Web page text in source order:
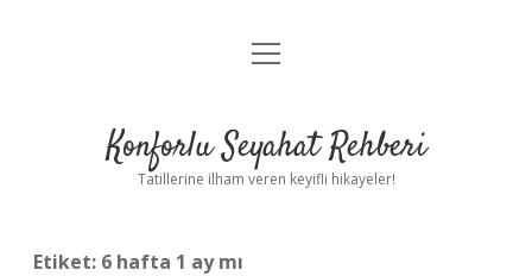
Anasayfa
Yasal Uyarı
menüyü
Konforlu Seyahat Rehberi
Tatillerine ilham veren keyifli hikayeler!
Etiket: 6 hafta 1 ay mı